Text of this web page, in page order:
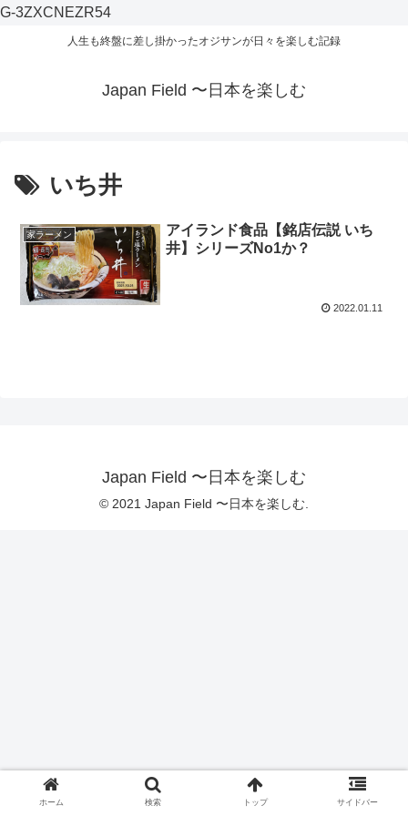
G-3ZXCNEZR54
人生も終盤に差し掛かったオジサンが日々を楽しむ記録
Japan Field 〜日本を楽しむ
いち井
家ラーメン
アイランド食品【銘店伝説 いち
井】シリーズNo1か？
2022.01.11
Japan Field 〜日本を楽しむ
© 2021 Japan Field 〜日本を楽しむ.
ホーム 検索 トップ サイドバー